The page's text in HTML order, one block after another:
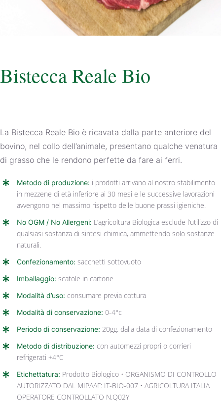
Bistecca Reale Bio
La Bistecca Reale Bio è ricavata dalla parte anteriore del
bovino, nel collo dell’animale, presentano qualche venatura
di grasso che le rendono perfette da fare ai ferri.
Metodo di produzione: i prodotti arrivano al nostro stabilimento
in mezzene di età inferiore ai 30 mesi e le successive lavorazioni
avvengono nel massimo rispetto delle buone prassi igieniche.
No OGM / No Allergeni: L’agricoltura Biologica esclude l’utilizzo di
qualsiasi sostanza di sintesi chimica, ammettendo solo sostanze
naturali.
Confezionamento: sacchetti sottovuoto
Imballaggio: scatole in cartone
Modalità d’uso: consumare previa cottura
Modalità di conservazione: 0-4°c
Periodo di conservazione: 20gg. dalla data di confezionamento
Metodo di distribuzione: con automezzi propri o corrieri
refrigerati +4°C
Etichettatura: Prodotto Biologico • ORGANISMO DI CONTROLLO
AUTORIZZATO DAL MIPAAF: IT-BIO-007 • AGRICOLTURA ITALIA
OPERATORE CONTROLLATO N.Q02Y